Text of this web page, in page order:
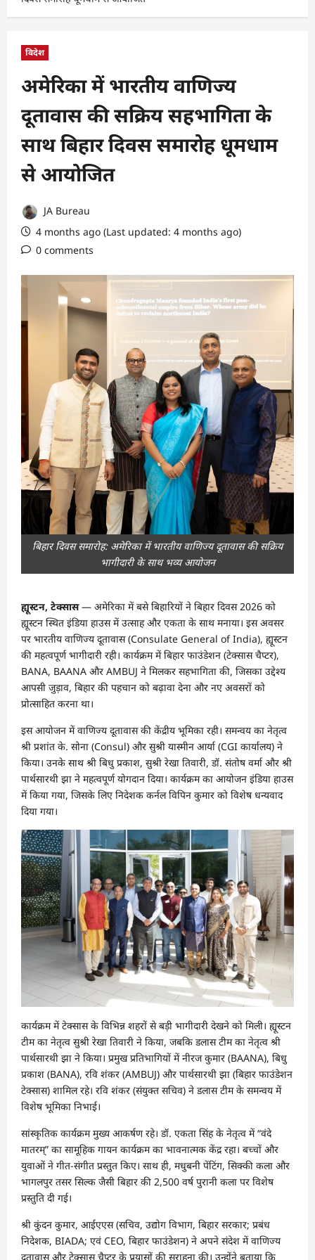
विदेश
अमेरिका में भारतीय वाणिज्य
दूतावास की सक्रिय सहभागिता के
साथ बिहार दिवस समारोह धूमधाम
से आयोजित
JA Bureau
4 months ago (Last updated: 4 months ago)
0 comments
बिहार दिवस समारोह: अमेरिका में भारतीय वाणिज्य दूतावास की सक्रिय
भागीदारी के साथ भव्य आयोजन
ह्यूस्टन, टेक्सास— अमेरिका में बसे बिहारियों ने बिहार दिवस 2026 को
ह्यूस्टन स्थित इंडिया हाउस में उत्साह और एकता के साथ मनाया। इस अवसर
पर भारतीय वाणिज्य दूतावास (Consulate General of India), ह्यूस्टन
की महत्वपूर्ण भागीदारी रही। कार्यक्रम में बिहार फाउंडेशन (टेक्सास चैप्टर),
BANA, BAANA और AMBUJ ने मिलकर सहभागिता की, जिसका उद्देश्य
आपसी जुड़ाव, बिहार की पहचान को बढ़ावा देना और नए अवसरों को
प्रोत्साहित करना था।
इस आयोजन में वाणिज्य दूतावास की केंद्रीय भूमिका रही। समन्वय का नेतृत्व
श्री प्रशांत के. सोना (Consul) और सुश्री यास्मीन आर्या (CGI कार्यालय) ने
किया। उनके साथ श्री बिधु प्रकाश, सुश्री रेखा तिवारी, डॉ. संतोष वर्मा और श्री
पार्थसारथी झा ने महत्वपूर्ण योगदान दिया। कार्यक्रम का आयोजन इंडिया हाउस
में किया गया, जिसके लिए निदेशक कर्नल विपिन कुमार को विशेष धन्यवाद
दिया गया।
कार्यक्रम में टेक्सास के विभिन्न शहरों से बड़ी भागीदारी देखने को मिली। ह्यूस्टन
टीम का नेतृत्व सुश्री रेखा तिवारी ने किया, जबकि डलास टीम का नेतृत्व श्री
पार्थसारथी झा ने किया। प्रमुख प्रतिभागियों में नीरज कुमार (BAANA), बिधु
प्रकाश (BANA), रवि शंकर (AMBUJ) और पार्थसारथी झा (बिहार फाउंडेशन
टेक्सास) शामिल रहे। रवि शंकर (संयुक्त सचिव) ने डलास टीम के समन्वय में
विशेष भूमिका निभाई।
सांस्कृतिक कार्यक्रम मुख्य आकर्षण रहे। डॉ. एकता सिंह के नेतृत्व में “वंदे
मातरम्” का सामूहिक गायन कार्यक्रम का भावनात्मक केंद्र रहा। बच्चों और
युवाओं ने गीत-संगीत प्रस्तुत किए। साथ ही, मधुबनी पेंटिंग, सिक्की कला और
भागलपुर तसर सिल्क जैसी बिहार की 2,500 वर्ष पुरानी कला पर विशेष
प्रस्तुति दी गई।
श्री कुंदन कुमार, आईएएस (सचिव, उद्योग विभाग, बिहार सरकार; प्रबंध
निदेशक, BIADA; एवं CEO, बिहार फाउंडेशन) ने अपने संदेश में वाणिज्य
दूतावास और टेक्सास चैप्टर के प्रयासों की सराहना की। उन्होंने बताया कि